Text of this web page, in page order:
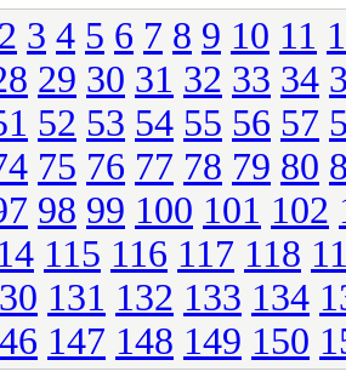
2 3 4 5 6 7 8 9 10 11
29 30 31 32 33 34
52 53 54 55 56 57
75 76 77 78 79 80
98 99 100 101 102
115 116 117 118
131 132 133 134
147 148 149 150